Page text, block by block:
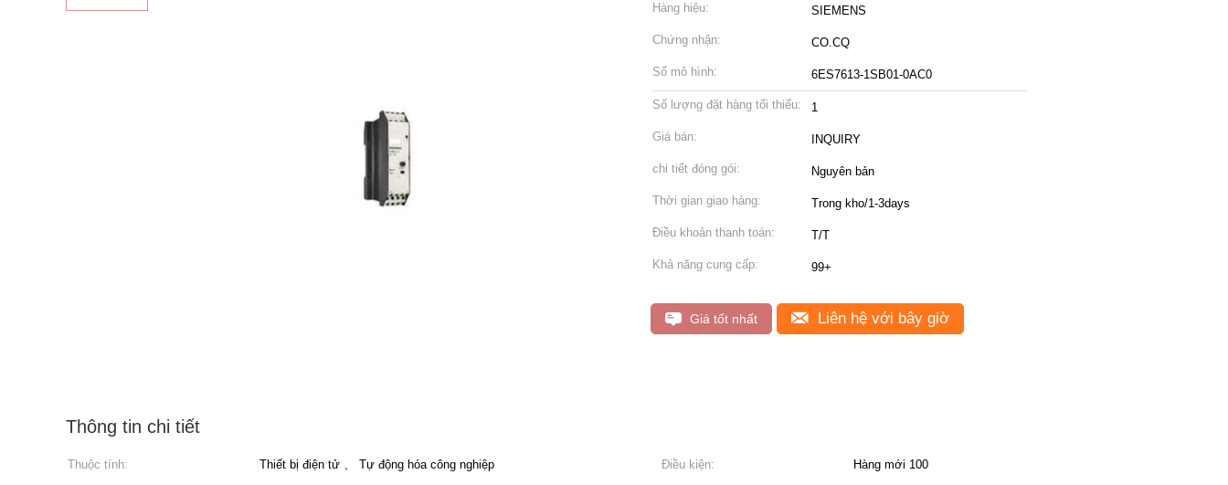
Hàng hiệu: SIEMENS
Chứng nhận: CO.CQ
Số mô hình: 6ES7613-1SB01-0AC0
Số lượng đặt hàng tối thiểu: 1
Giá bán: INQUIRY
chi tiết đóng gói: Nguyên bản
Thời gian giao hàng: Trong kho/1-3days
Điều khoản thanh toán: T/T
Khả năng cung cấp: 99+
Giá tốt nhất Liên hệ với bây giờ
Thông tin chi tiết
Thuộc tính: Thiết bị điện tử 、 Tự động hóa công nghiệp Điều kiện:
Hàng mới 100